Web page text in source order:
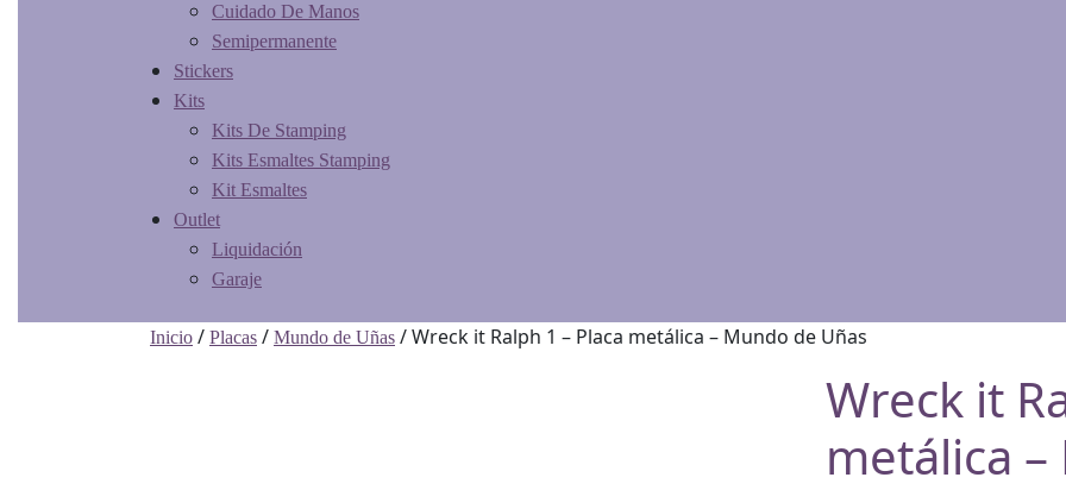
Cuidado De Manos
Semipermanente
Stickers
Kits
Kits De Stamping
Kits Esmaltes Stamping
Kit Esmaltes
Outlet
Liquidación
Garaje
Inicio / Placas / Mundo de Uñas / Wreck it Ralph 1 – Placa metálica – Mundo de Uñas
Wreck it
metálica